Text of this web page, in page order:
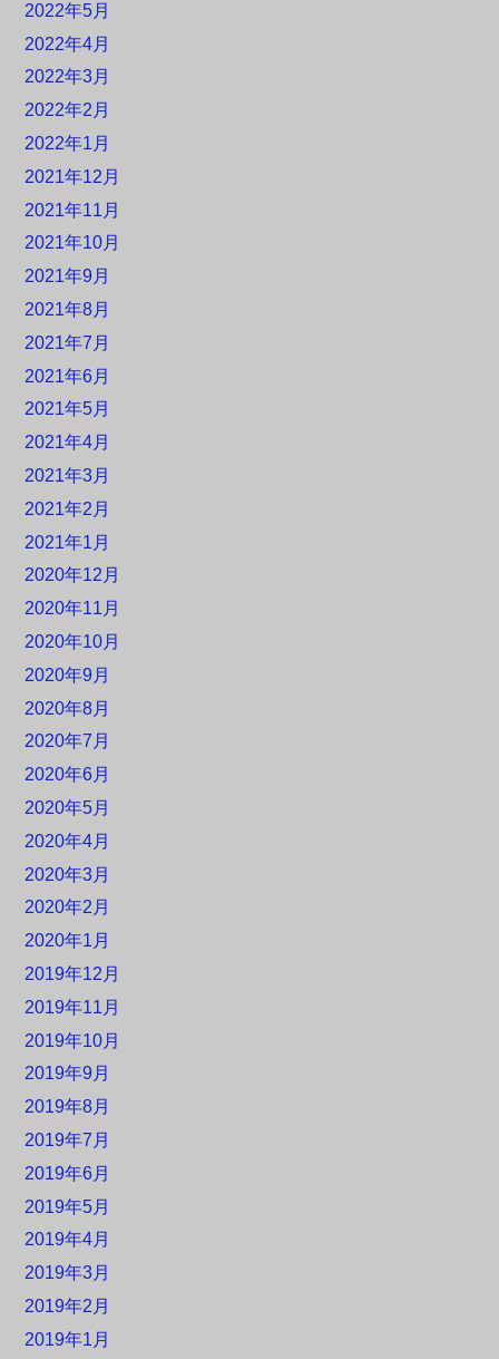
2022年5月
2022年4月
2022年3月
2022年2月
2022年1月
2021年12月
2021年11月
2021年10月
2021年9月
2021年8月
2021年7月
2021年6月
2021年5月
2021年4月
2021年3月
2021年2月
2021年1月
2020年12月
2020年11月
2020年10月
2020年9月
2020年8月
2020年7月
2020年6月
2020年5月
2020年4月
2020年3月
2020年2月
2020年1月
2019年12月
2019年11月
2019年10月
2019年9月
2019年8月
2019年7月
2019年6月
2019年5月
2019年4月
2019年3月
2019年2月
2019年1月